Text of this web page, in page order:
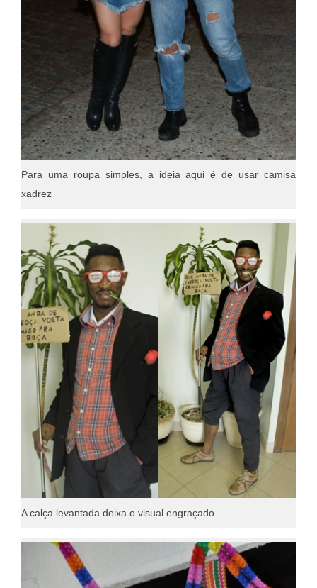
Para uma roupa simples, a ideia aqui é de usar camisa
xadrez
A calça levantada deixa o visual engraçado